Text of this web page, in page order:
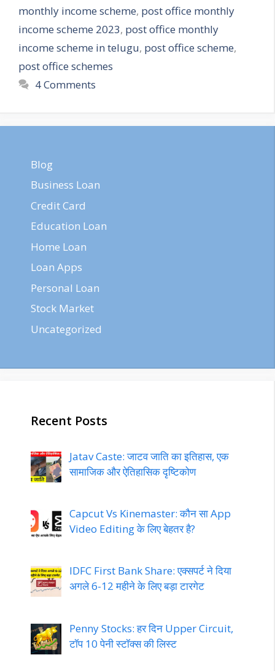
monthly income scheme, post office monthly
income scheme 2023, post office monthly
income scheme in telugu, post office scheme,
post office schemes
4 Comments
Blog
Business Loan
Credit Card
Education Loan
Home Loan
Loan Apps
Personal Loan
Stock Market
Uncategorized
Recent Posts
Jatav Caste: जाटव जाति का इतिहास, एक
सामाजिक और ऐतिहासिक दृष्टिकोण
Capcut Vs Kinemaster: कौन सा App
Video Editing के लिए बेहतर है?
IDFC First Bank Share: एक्सपर्ट ने दिया
अगले 6-12 महीने के लिए बड़ा टारगेट
Penny Stocks: हर दिन Upper Circuit,
टॉप 10 पेनी स्टॉक्स की लिस्ट